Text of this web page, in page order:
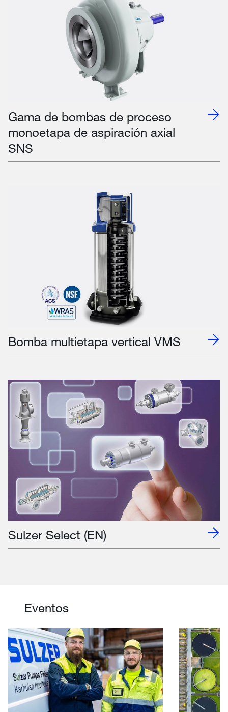
Gama de bombas de proceso
monoetapa de aspiración axial
SNS
Bomba multietapa vertical VMS
Sulzer Select (EN)
Eventos